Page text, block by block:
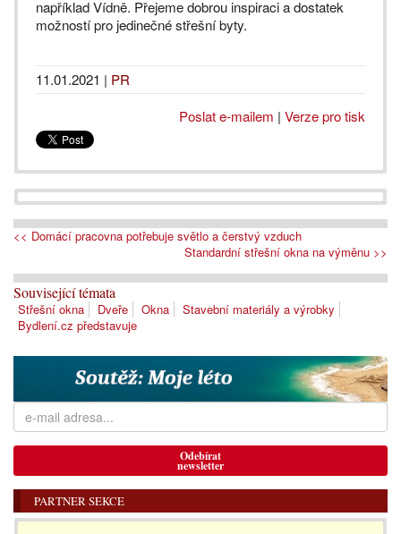
například Vídně. Přejeme dobrou inspiraci a dostatek
možností pro jedinečné střešní byty.
11.01.2021 | PR
Poslat e-mailem | Verze pro tisk
<< Domácí pracovna potřebuje světlo a čerstvý vzduch
Standardní střešní okna na výměnu >>
Související témata
Střešní okna Dveře Okna
Stavební materiály a výrobky
Bydlení.cz představuje
Odebírat
newsletter
PARTNER SEKCE